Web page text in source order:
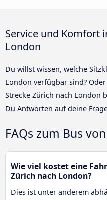
Service und Komfort
London
Du willst wissen, welche
London verfügbar sind?
Strecke Zürich nach London
Du Antworten auf deine
FAQs zum Bus
Wie viel kostet eine
Zürich nach London?
Dies ist unter anderem